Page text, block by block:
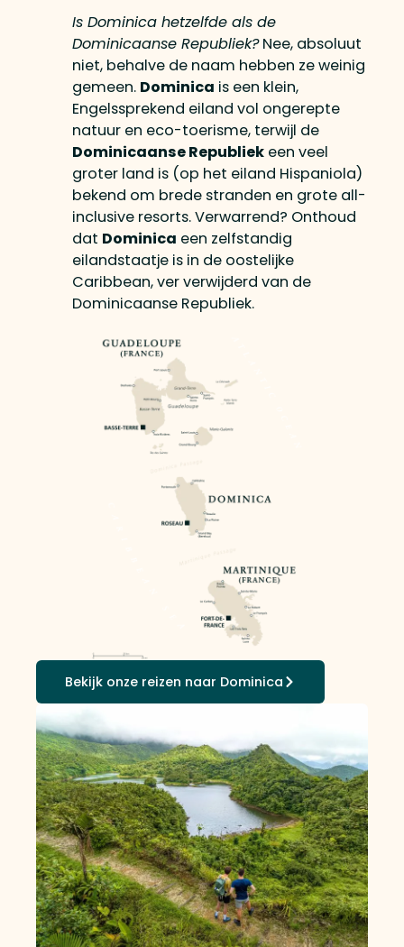
Is Dominica hetzelfde als de
Dominicaanse Republiek?Nee, absoluut
niet, behalve de naam hebben ze weinig
gemeen. Dominica is een klein,
Engelssprekend eiland vol ongerepte
natuur en eco-toerisme, terwijl de
Dominicaanse Republiek een veel
groter land is (op het eiland Hispaniola)
bekend om brede stranden en grote all-
inclusive resorts. Verwarrend? Onthoud
dat Dominica een zelfstandig
eilandstaatje is in de oostelijke
Caribbean, ver verwijderd van de
Dominicaanse Republiek.
Bekijk onze reizen naar Dominica